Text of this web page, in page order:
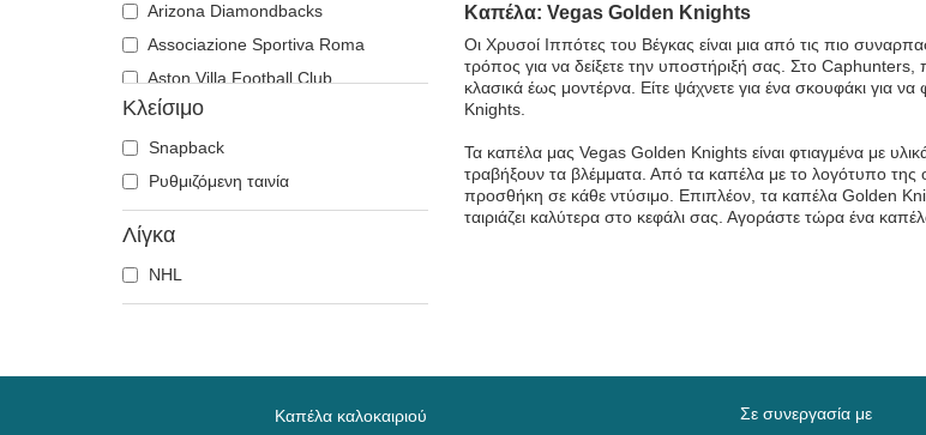
Arizona Diamondbacks
Associazione Sportiva Roma
Aston Villa Football Club
Atlanta Braves
Atlanta Falcons
Boston Bruins
Boston Celtics
Boston Red Sox
Brooklyn Nets
Chicago Bears
Chicago Blackhawks
Κλείσιμο
Snapback
Ρυθμιζόμενη ταινία
Λίγκα
NHL
Καπέλα: Vegas Golden Knights
Οι Χρυσοί Ιππότες του Βέγκας είναι μια από τις πιο
τρόπος για να δείξετε την υποστήριξή σας. Στο
κλασικά έως μοντέρνα. Είτε ψάχνετε για ένα σκουφάκι για
Knights.
Τα καπέλα μας Vegas Golden Knights είναι φτιαγμένα με
τραβήξουν τα βλέμματα. Από τα καπέλα με το λογότυπο της
προσθήκη σε κάθε ντύσιμο. Επιπλέον, τα καπέλα Golden
ταιριάζει καλύτερα στο κεφάλι σας. Αγοράστε τώρα ένα
Καπέλα καλοκαιριού
Σε συνεργασία με